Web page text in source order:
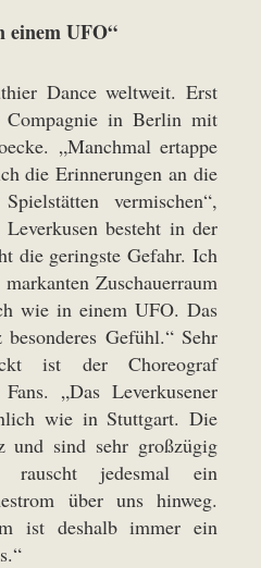
einem UFO“
Dance weltweit. Erst
Compagnie in Berlin mit
„Manchmal ertappe
die Erinnerungen an die
vermischen“,
besteht in der
die geringste Gefahr. Ich
Zuschauerraum
wie in einem UFO. Das
Gefühl.“ Sehr
ist der Choreograf
„Das Leverkusener
wie in Stuttgart. Die
und sind sehr großzügig
jedesmal ein
über uns hinweg.
ist deshalb immer ein